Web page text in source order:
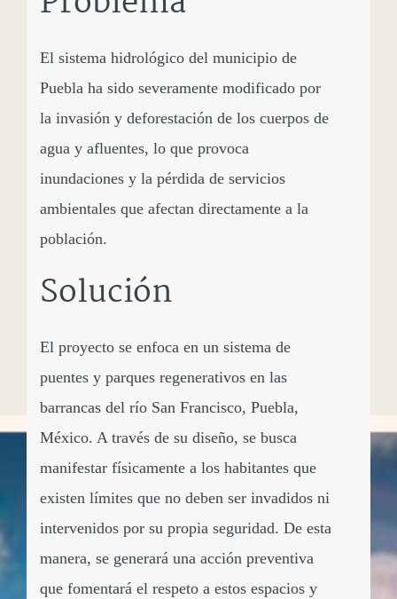
El sistema hidrológico del municipio de
Puebla ha sido severamente modificado por
la invasión y deforestación de los cuerpos de
agua y afluentes, lo que provoca
inundaciones y la pérdida de servicios
ambientales que afectan directamente a la
población.
Solución
El proyecto se enfoca en un sistema de
puentes y parques regenerativos en las
barrancas del río San Francisco, Puebla,
México. A través de su diseño, se busca
manifestar físicamente a los habitantes que
existen límites que no deben ser invadidos ni
intervenidos por su propia seguridad. De esta
manera, se generará una acción preventiva
que fomentará el respeto a estos espacios y